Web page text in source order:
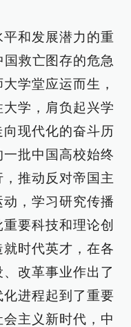
和发展潜力的重
救亡图存的危急
学堂应运而生，
学，肩负起兴学
现代化的奋斗历
批中国高校始终
推动反对帝国主
，学习研究传播
要科技和理论创
时代英才，在各
改革事业作出了
进程起到了重要
主义新时代，中